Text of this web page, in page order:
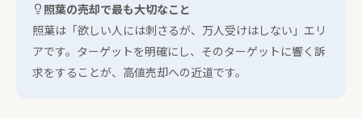
照葉の売却で最も大切なこと
照葉は「欲しい人には刺さるが、万人受けはしない」エリ
アです。ターゲットを明確にし、そのターゲットに響く訴
求をすることが、高値売却への近道です。